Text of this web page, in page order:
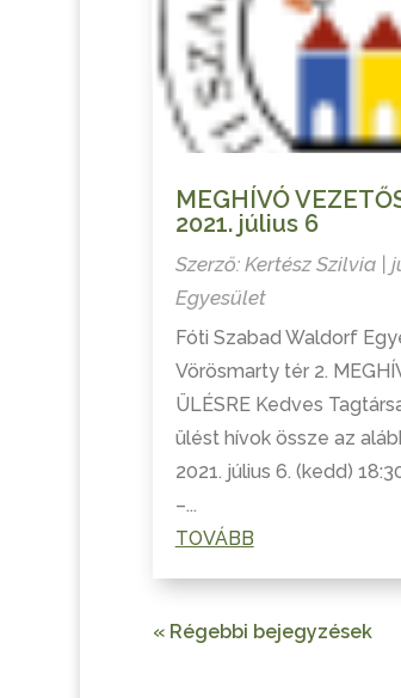
MEGHÍVÓ
2021. július 6
Szerző: Kertész Szilvia|
Egyesület
Fóti Szabad Waldorf
Vörösmarty tér 2.
ÜLÉSRE Kedves
ülést hívok össze az
2021. július 6. (kedd)
–...
TOVÁBB
« Régebbi bejegyzések